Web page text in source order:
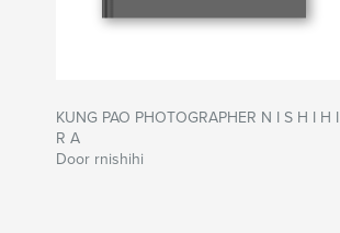
KUNG PAO PHOTOGRAPHER N I S H I H I
R A
Door rnishihi